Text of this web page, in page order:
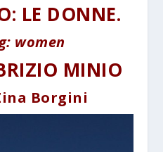
LE DONNE.
women
MINIO
Borgini